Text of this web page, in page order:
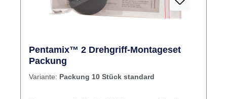
Pentamix™ 2 Drehgriff-Montageset
Packung
Variante: Packung 10 Stück standard